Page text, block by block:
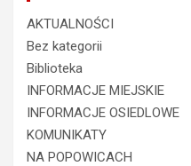
AKTUALNOŚCI
Bez kategorii
Biblioteka
INFORMACJE MIEJSKIE
INFORMACJE OSIEDLOWE
KOMUNIKATY
NA POPOWICACH